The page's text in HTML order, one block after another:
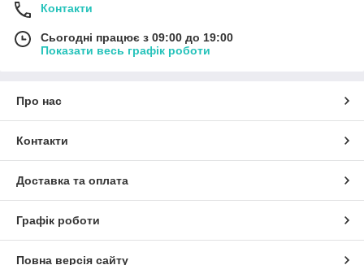
Контакти
Сьогодні працює з 09:00 до 19:00
Показати весь графік роботи
Про нас
Контакти
Доставка та оплата
Графік роботи
Повна версія сайту